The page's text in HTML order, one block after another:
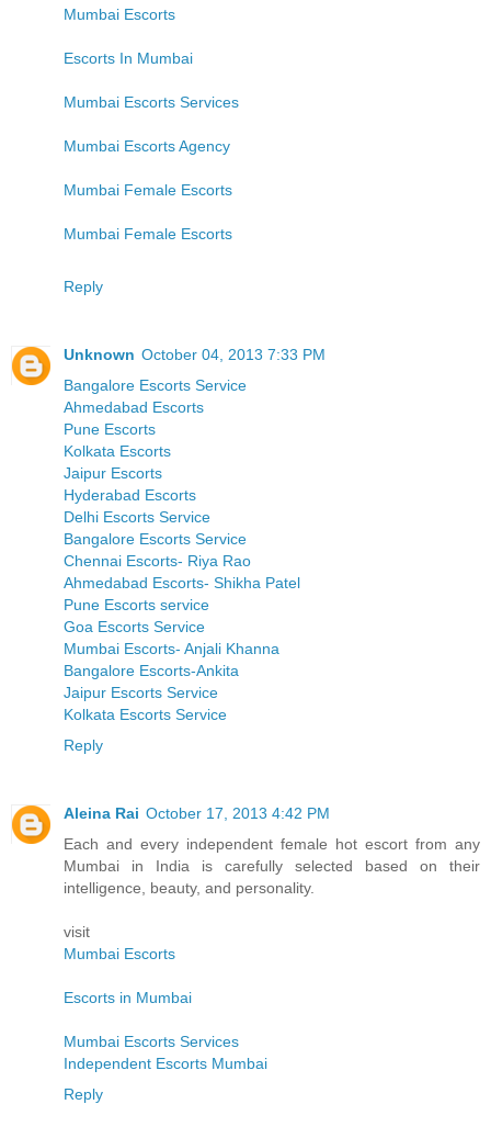
Mumbai Escorts
Escorts In Mumbai
Mumbai Escorts Services
Mumbai Escorts Agency
Mumbai Female Escorts
Mumbai Female Escorts
Reply
Unknown October 04, 2013 7:33 PM
Bangalore Escorts Service
Ahmedabad Escorts
Pune Escorts
Kolkata Escorts
Jaipur Escorts
Hyderabad Escorts
Delhi Escorts Service
Bangalore Escorts Service
Chennai Escorts- Riya Rao
Ahmedabad Escorts- Shikha Patel
Pune Escorts service
Goa Escorts Service
Mumbai Escorts- Anjali Khanna
Bangalore Escorts-Ankita
Jaipur Escorts Service
Kolkata Escorts Service
Reply
Aleina Rai October 17, 2013 4:42 PM
Each and every independent female hot escort from any
Mumbai in India is carefully selected based on their
intelligence, beauty, and personality.
visit
Mumbai Escorts
Escorts in Mumbai
Mumbai Escorts Services
Independent Escorts Mumbai
Reply